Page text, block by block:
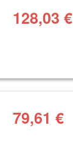
128,03 €
79,61 €